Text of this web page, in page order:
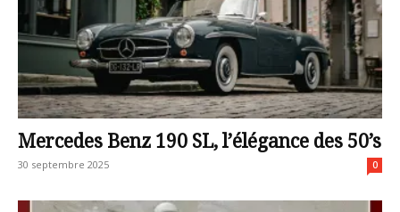
Mercedes Benz 190 SL, l’élégance des 50’s
30 septembre 2025 0